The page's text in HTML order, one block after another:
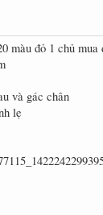
màu đỏ 1 chủ
và gác chân
lẹ